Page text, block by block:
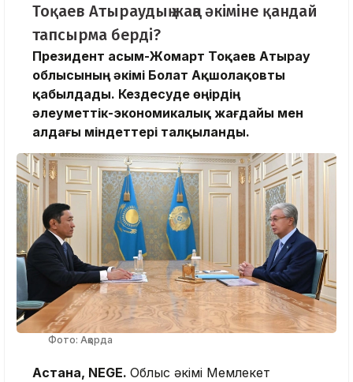
Тоқаев Атыраудың жаңа әкіміне қандай
тапсырма берді?
Президент Қасым-Жомарт Тоқаев Атырау
облысының әкімі Болат Ақшолақовты
қабылдады. Кездесуде өңірдің
әлеуметтік-экономикалық жағдайы мен
алдағы міндеттері талқыланды.
Фото: Ақорда
Астана, NEGE. Облыс әкімі Мемлекет